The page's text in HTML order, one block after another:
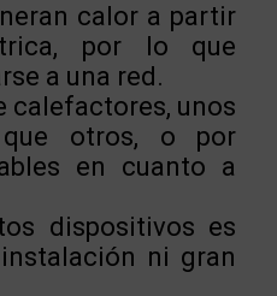
calor a partir
por lo que
a una red.
calefactores, unos
que otros, o por
en cuanto a
dispositivos es
ni gran